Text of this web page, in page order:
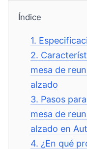
Índice
1.
2.
mesa de
alzado
3. Pasos
mesa de
alzado en
4. ¿En qué